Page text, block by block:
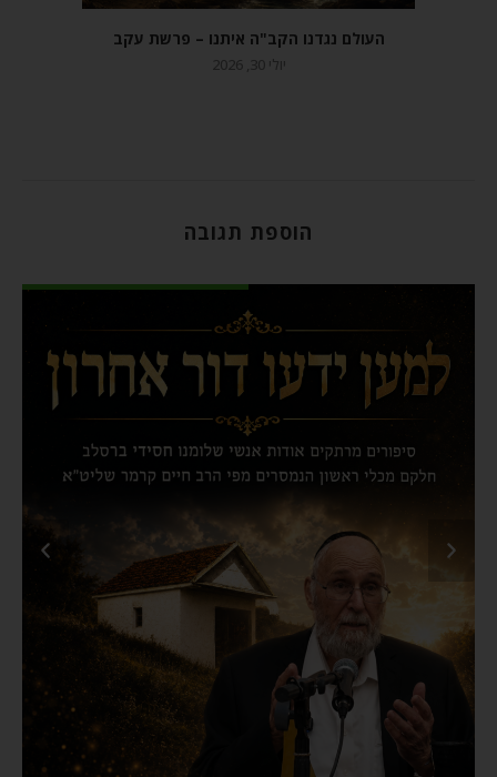
העולם נגדנו הקב"ה איתנו – פרשת עקב
יולי 30, 2026
הוספת תגובה